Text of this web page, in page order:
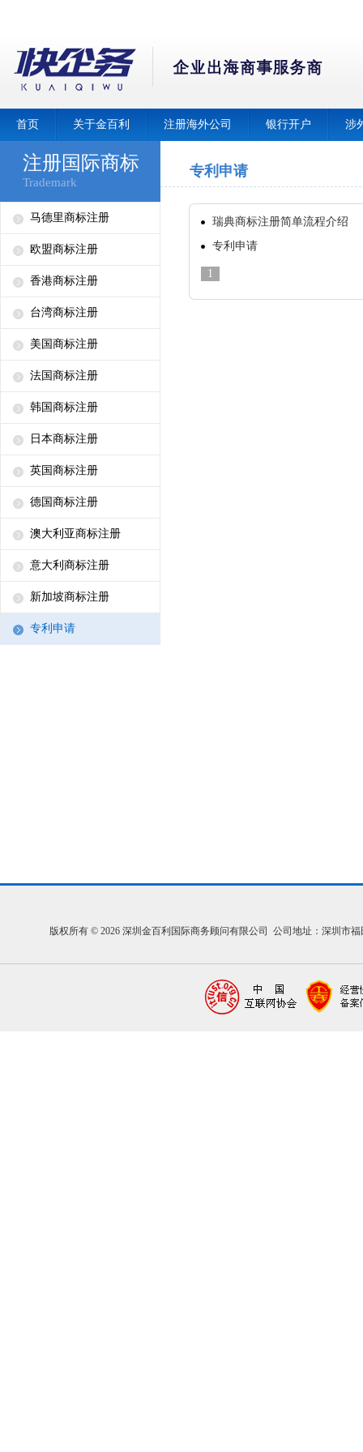
首页 关于金百利 注册海外公司 银行开户 涉
注册国际商标
Trademark
马德里商标注册
欧盟商标注册
香港商标注册
台湾商标注册
美国商标注册
法国商标注册
韩国商标注册
日本商标注册
英国商标注册
德国商标注册
澳大利亚商标注册
意大利商标注册
新加坡商标注册
专利申请
专利申请
瑞典商标注册简单流程介绍
专利申请
1
版权所有 © 2026 深圳金百利国际商务顾问有限公司 公司地址：深圳市